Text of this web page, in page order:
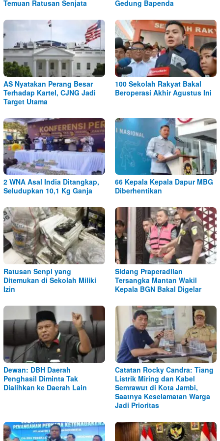
Temuan Ratusan Senjata
Gedung Bapenda
AS Nyatakan Perang Besar
Terhadap Kartel, CJNG Jadi
Target Utama
100 Sekolah Rakyat Bakal
Beroperasi Akhir Agustus Ini
2 WNA Asal India Ditangkap,
Seludupkan 10,1 Kg Ganja
66 Kepala Kepala Dapur MBG
Diberhentikan
Ratusan Senpi yang
Ditemukan di Sekolah Miliki
Izin
Sidang Praperadilan
Tersangka Mantan Wakil
Kepala BGN Bakal Digelar
Dewan: DBH Daerah
Penghasil Diminta Tak
Dialihkan ke Daerah Lain
Catatan Rocky Candra: Tiang
Listrik Miring dan Kabel
Semrawut di Kota Jambi,
Saatnya Keselamatan Warga
Jadi Prioritas